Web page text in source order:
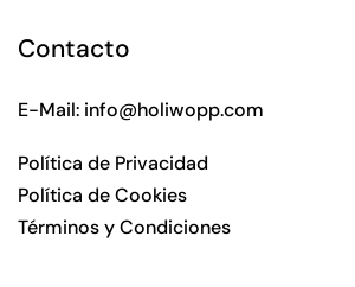
Contacto
E-Mail: info@holiwopp.com
Política de Privacidad
Política de Cookies
Términos y Condiciones